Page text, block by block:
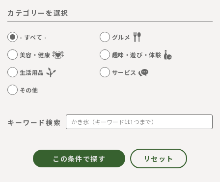
カテゴリーを選択
- すべて - グルメ
美容・健康 趣味・遊び・体験
生活用品 サービス
その他
キーワード検索